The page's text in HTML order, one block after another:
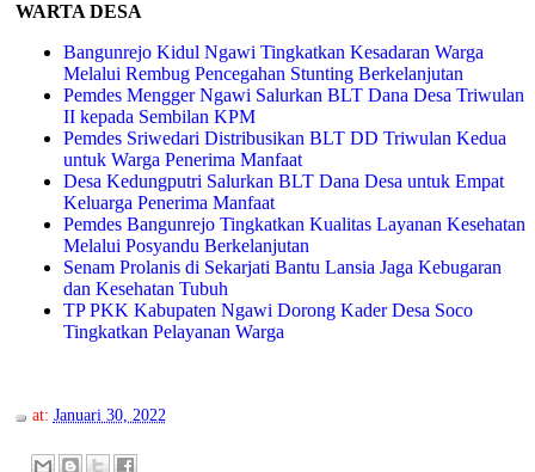
WARTA DESA
Bangunrejo Kidul Ngawi Tingkatkan Kesadaran Warga
Melalui Rembug Pencegahan Stunting Berkelanjutan
Pemdes Mengger Ngawi Salurkan BLT Dana Desa Triwulan
II kepada Sembilan KPM
Pemdes Sriwedari Distribusikan BLT DD Triwulan Kedua
untuk Warga Penerima Manfaat
Desa Kedungputri Salurkan BLT Dana Desa untuk Empat
Keluarga Penerima Manfaat
Pemdes Bangunrejo Tingkatkan Kualitas Layanan Kesehatan
Melalui Posyandu Berkelanjutan
Senam Prolanis di Sekarjati Bantu Lansia Jaga Kebugaran
dan Kesehatan Tubuh
TP PKK Kabupaten Ngawi Dorong Kader Desa Soco
Tingkatkan Pelayanan Warga
at: Januari 30, 2022